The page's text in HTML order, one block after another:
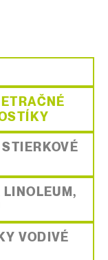
VODIVÉ